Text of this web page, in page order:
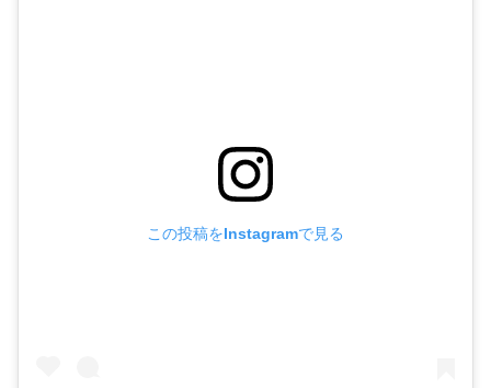
この投稿をInstagramで見る